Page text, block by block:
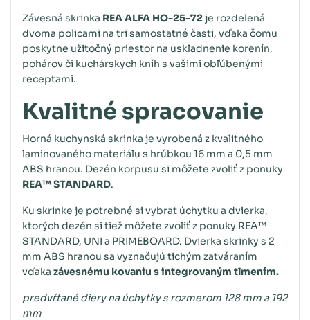
Závesná skrinka REA ALFA HO-25-72je rozdelená
dvoma policami na tri samostatné časti, vďaka čomu
poskytne užitočný priestor na uskladnenie korenín,
pohárov či kuchárskych kníh s vašimi obľúbenými
receptami.
Kvalitné spracovanie
Horná kuchynská skrinka je vyrobená z kvalitného
laminovaného materiálu s hrúbkou 16 mm a 0,5 mm
ABS hranou. Dezén korpusu si môžete zvoliť z ponuky
REA™ STANDARD.
Ku skrinke je potrebné si vybrať úchytku a dvierka,
ktorých dezén si tiež môžete zvoliť z ponuky REA™
STANDARD, UNI a PRIMEBOARD. Dvierka skrinky s 2
mm ABS hranou sa vyznačujú tichým zatváraním
vďaka závesnému kovaniu s integrovaným tlmením.
predvŕtané diery na úchytky s rozmerom 128 mm a 192
mm